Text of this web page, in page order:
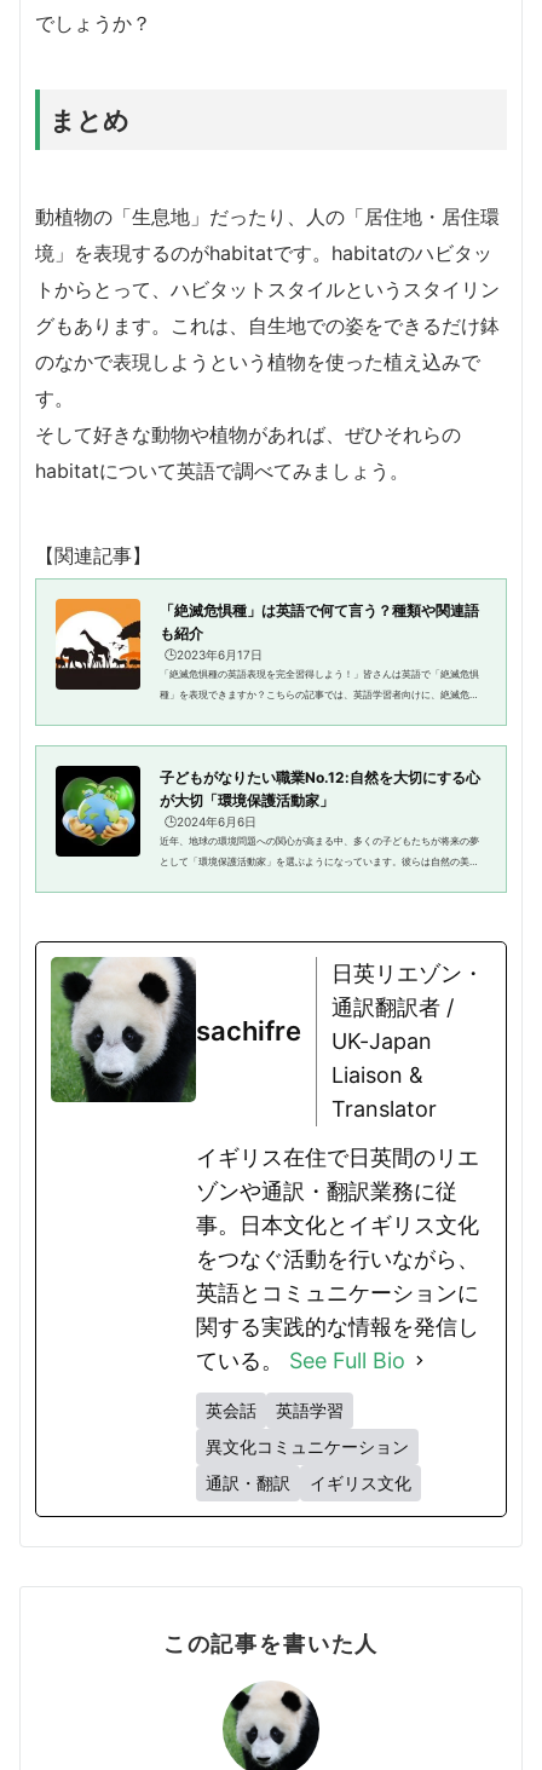
でしょうか？
まとめ
動植物の「生息地」だったり、人の「居住地・居住環
境」を表現するのがhabitatです。habitatのハビタッ
トからとって、ハビタットスタイルというスタイリン
グもあります。これは、自生地での姿をできるだけ鉢
のなかで表現しようという植物を使った植え込みで
す。
そして好きな動物や植物があれば、ぜひそれらの
habitatについて英語で調べてみましょう。
【関連記事】
「絶滅危惧種」は英語で何て言う？種類や関連語
も紹介
🕒️2023年6月17日
「絶滅危惧種の英語表現を完全習得しよう！」皆さんは英語で「絶滅危惧
種」を表現できますか？こちらの記事では、英語学習者向けに、絶滅危惧
子どもがなりたい職業No.12:自然を大切にする心
が大切「環境保護活動家」
🕒️2024年6月6日
近年、地球の環境問題への関心が高まる中、多くの子どもたちが将来の夢
として「環境保護活動家」を選ぶようになっています。彼らは自然の美し
sachifre
日英リエゾン・
通訳翻訳者 /
UK-Japan
Liaison &
Translator
イギリス在住で日英間のリエ
ゾンや通訳・翻訳業務に従
事。日本文化とイギリス文化
をつなぐ活動を行いながら、
英語とコミュニケーションに
関する実践的な情報を発信し
ている。 See Full Bio
英会話
英語学習
異文化コミュニケーション
通訳・翻訳
イギリス文化
この記事を書いた人